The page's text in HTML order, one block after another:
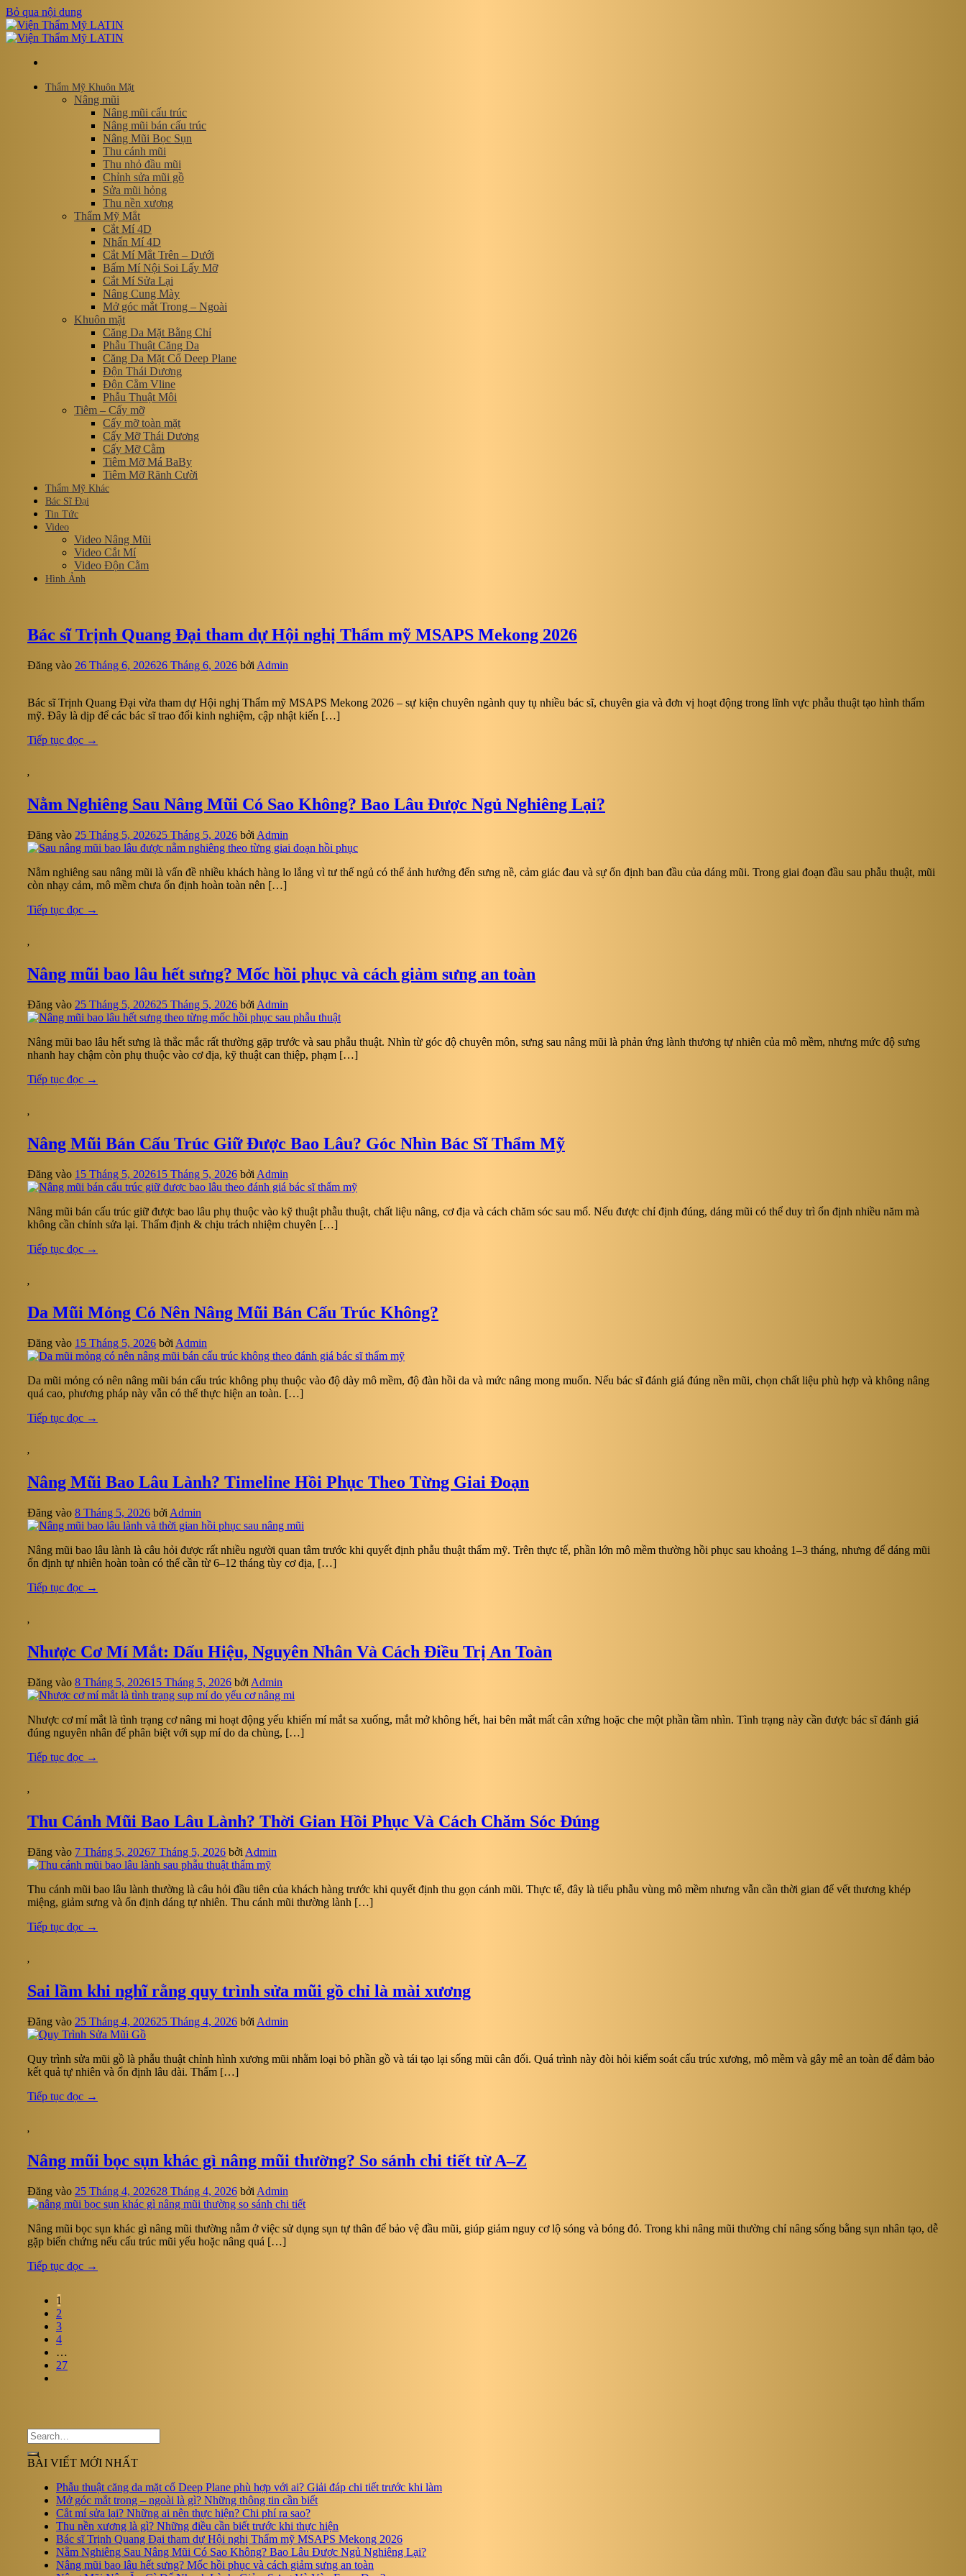
Bỏ qua nội dung
Thẩm Mỹ Khuôn Mặt
Nâng mũi
Nâng mũi cấu trúc
Nâng mũi bán cấu trúc
Nâng Mũi Bọc Sụn
Thu cánh mũi
Thu nhỏ đầu mũi
Chỉnh sửa mũi gồ
Sửa mũi hỏng
Thu nền xương
Thẩm Mỹ Mắt
Cắt Mí 4D
Nhấn Mí 4D
Cắt Mí Mắt Trên – Dưới
Bấm Mí Nội Soi Lấy Mỡ
Cắt Mí Sửa Lại
Nâng Cung Mày
Mở góc mắt Trong – Ngoài
Khuôn mặt
Căng Da Mặt Bằng Chỉ
Phẫu Thuật Căng Da
Căng Da Mặt Cổ Deep Plane
Độn Thái Dương
Độn Cằm Vline
Phẫu Thuật Môi
Tiêm – Cấy mỡ
Cấy mỡ toàn mặt
Cấy Mỡ Thái Dương
Cấy Mỡ Cằm
Tiêm Mỡ Má BaBy
Tiêm Mỡ Rãnh Cười
Thẩm Mỹ Khác
Bác Sĩ Đại
Tin Tức
Video
Video Nâng Mũi
Video Cắt Mí
Video Độn Cằm
Hình Ảnh
Bác sĩ Trịnh Quang Đại tham dự Hội nghị Thẩm mỹ MSAPS Mekong 2026
Đăng vào 26 Tháng 6, 202626 Tháng 6, 2026 bởi Admin
Bác sĩ Trịnh Quang Đại vừa tham dự Hội nghị Thẩm mỹ MSAPS Mekong 2026 – sự kiện chuyên ngành quy tụ nhiều bác sĩ, chuyên gia và đơn vị hoạt động trong lĩnh vực phẫu thuật tạo hình thẩm
mỹ. Đây là dịp để các bác sĩ trao đổi kinh nghiệm, cập nhật kiến […]
Tiếp tục đọc →
,
Nằm Nghiêng Sau Nâng Mũi Có Sao Không? Bao Lâu Được Ngủ Nghiêng Lại?
Đăng vào 25 Tháng 5, 202625 Tháng 5, 2026 bởi Admin
Nằm nghiêng sau nâng mũi là vấn đề nhiều khách hàng lo lắng vì tư thế ngủ có thể ảnh hưởng đến sưng nề, cảm giác đau và sự ổn định ban đầu của dáng mũi. Trong giai đoạn đầu sau phẫu thuật, mũi
còn nhạy cảm, mô mềm chưa ổn định hoàn toàn nên […]
Tiếp tục đọc →
,
Nâng mũi bao lâu hết sưng? Mốc hồi phục và cách giảm sưng an toàn
Đăng vào 25 Tháng 5, 202625 Tháng 5, 2026 bởi Admin
Nâng mũi bao lâu hết sưng là thắc mắc rất thường gặp trước và sau phẫu thuật. Nhìn từ góc độ chuyên môn, sưng sau nâng mũi là phản ứng lành thương tự nhiên của mô mềm, nhưng mức độ sưng
nhanh hay chậm còn phụ thuộc vào cơ địa, kỹ thuật can thiệp, phạm […]
Tiếp tục đọc →
,
Nâng Mũi Bán Cấu Trúc Giữ Được Bao Lâu? Góc Nhìn Bác Sĩ Thẩm Mỹ
Đăng vào 15 Tháng 5, 202615 Tháng 5, 2026 bởi Admin
Nâng mũi bán cấu trúc giữ được bao lâu phụ thuộc vào kỹ thuật phẫu thuật, chất liệu nâng, cơ địa và cách chăm sóc sau mổ. Nếu được chỉ định đúng, dáng mũi có thể duy trì ổn định nhiều năm mà
không cần chỉnh sửa lại. Thẩm định & chịu trách nhiệm chuyên […]
Tiếp tục đọc →
,
Da Mũi Mỏng Có Nên Nâng Mũi Bán Cấu Trúc Không?
Đăng vào 15 Tháng 5, 2026 bởi Admin
Da mũi mỏng có nên nâng mũi bán cấu trúc không phụ thuộc vào độ dày mô mềm, độ đàn hồi da và mức nâng mong muốn. Nếu bác sĩ đánh giá đúng nền mũi, chọn chất liệu phù hợp và không nâng
quá cao, phương pháp này vẫn có thể thực hiện an toàn. […]
Tiếp tục đọc →
,
Nâng Mũi Bao Lâu Lành? Timeline Hồi Phục Theo Từng Giai Đoạn
Đăng vào 8 Tháng 5, 2026 bởi Admin
Nâng mũi bao lâu lành là câu hỏi được rất nhiều người quan tâm trước khi quyết định phẫu thuật thẩm mỹ. Trên thực tế, phần lớn mô mềm thường hồi phục sau khoảng 1–3 tháng, nhưng để dáng mũi
ổn định tự nhiên hoàn toàn có thể cần từ 6–12 tháng tùy cơ địa, […]
Tiếp tục đọc →
,
Nhược Cơ Mí Mắt: Dấu Hiệu, Nguyên Nhân Và Cách Điều Trị An Toàn
Đăng vào 8 Tháng 5, 202615 Tháng 5, 2026 bởi Admin
Nhược cơ mí mắt là tình trạng cơ nâng mi hoạt động yếu khiến mí mắt sa xuống, mắt mở không hết, hai bên mắt mất cân xứng hoặc che một phần tầm nhìn. Tình trạng này cần được bác sĩ đánh giá
đúng nguyên nhân để phân biệt với sụp mí do da chùng, […]
Tiếp tục đọc →
,
Thu Cánh Mũi Bao Lâu Lành? Thời Gian Hồi Phục Và Cách Chăm Sóc Đúng
Đăng vào 7 Tháng 5, 20267 Tháng 5, 2026 bởi Admin
Thu cánh mũi bao lâu lành thường là câu hỏi đầu tiên của khách hàng trước khi quyết định thu gọn cánh mũi. Thực tế, đây là tiểu phẫu vùng mô mềm nhưng vẫn cần thời gian để vết thương khép
miệng, giảm sưng và ổn định dáng tự nhiên. Thu cánh mũi thường lành […]
Tiếp tục đọc →
,
Sai lầm khi nghĩ rằng quy trình sửa mũi gồ chỉ là mài xương
Đăng vào 25 Tháng 4, 202625 Tháng 4, 2026 bởi Admin
Quy trình sửa mũi gồ là phẫu thuật chỉnh hình xương mũi nhằm loại bỏ phần gồ và tái tạo lại sống mũi cân đối. Quá trình này đòi hỏi kiểm soát cấu trúc xương, mô mềm và gây mê an toàn để đảm bảo
kết quả tự nhiên và ổn định lâu dài. Thẩm […]
Tiếp tục đọc →
,
Nâng mũi bọc sụn khác gì nâng mũi thường? So sánh chi tiết từ A–Z
Đăng vào 25 Tháng 4, 202628 Tháng 4, 2026 bởi Admin
Nâng mũi bọc sụn khác gì nâng mũi thường nằm ở việc sử dụng sụn tự thân để bảo vệ đầu mũi, giúp giảm nguy cơ lộ sóng và bóng đỏ. Trong khi nâng mũi thường chỉ nâng sống bằng sụn nhân tạo, dễ
gặp biến chứng nếu cấu trúc mũi yếu hoặc nâng quá […]
Tiếp tục đọc →
1
2
3
4
…
27
BÀI VIẾT MỚI NHẤT
Phẫu thuật căng da mặt cổ Deep Plane phù hợp với ai? Giải đáp chi tiết trước khi làm
Mở góc mắt trong – ngoài là gì? Những thông tin cần biết
Cắt mí sửa lại? Những ai nên thực hiện? Chi phí ra sao?
Thu nền xương là gì? Những điều cần biết trước khi thực hiện
Bác sĩ Trịnh Quang Đại tham dự Hội nghị Thẩm mỹ MSAPS Mekong 2026
Nằm Nghiêng Sau Nâng Mũi Có Sao Không? Bao Lâu Được Ngủ Nghiêng Lại?
Nâng mũi bao lâu hết sưng? Mốc hồi phục và cách giảm sưng an toàn